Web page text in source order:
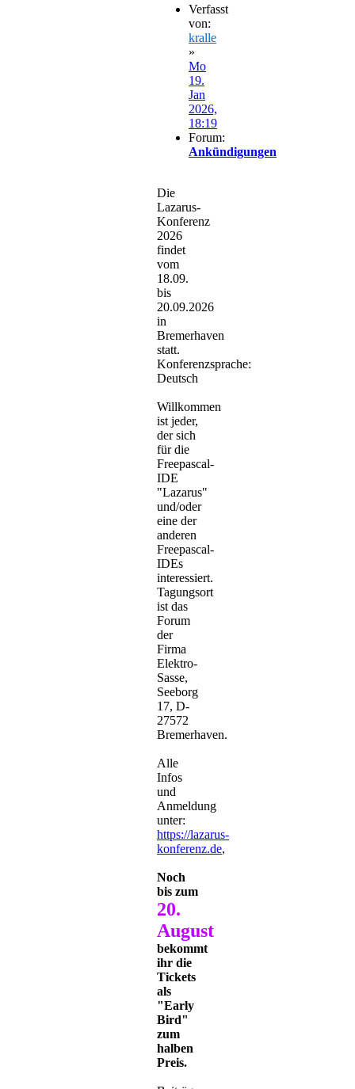
Verfasst
von:
kralle
»
Mo
19.
Jan
2026,
18:19
Forum:
Ankündigungen
Die
Lazarus-
Konferenz
2026
findet
vom
18.09.
bis
20.09.2026
in
Bremerhaven
statt.
Konferenzsprache:
Deutsch
Willkommen
ist jeder,
der sich
für die
Freepascal-
IDE
"Lazarus"
und/oder
eine der
anderen
Freepascal-
IDEs
interessiert.
Tagungsort
ist das
Forum
der
Firma
Elektro-
Sasse,
Seeborg
17, D-
27572
Bremerhaven.
Alle
Infos
und
Anmeldung
unter:
https://lazarus-
konferenz.de,
Noch
bis zum
20.
August
bekommt
ihr die
Tickets
als
"Early
Bird"
zum
halben
Preis.